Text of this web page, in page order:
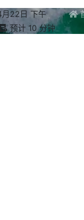
22日 下午
预计 10 分钟